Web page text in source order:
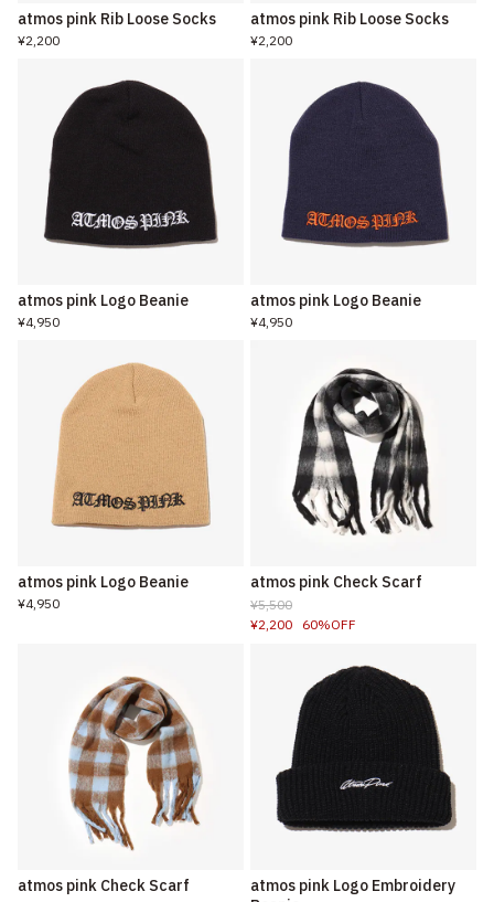
atmos pink Rib Loose Socks
¥2,200
atmos pink Rib Loose Socks
¥2,200
atmos pink Logo Beanie
¥4,950
atmos pink Logo Beanie
¥4,950
atmos pink Logo Beanie
¥4,950
atmos pink Check Scarf
¥5,500
¥2,200
60%OFF
atmos pink Check Scarf
atmos pink Logo Embroidery